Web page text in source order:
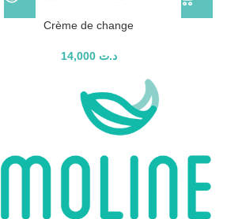
Crème de change
د.ت 14,000